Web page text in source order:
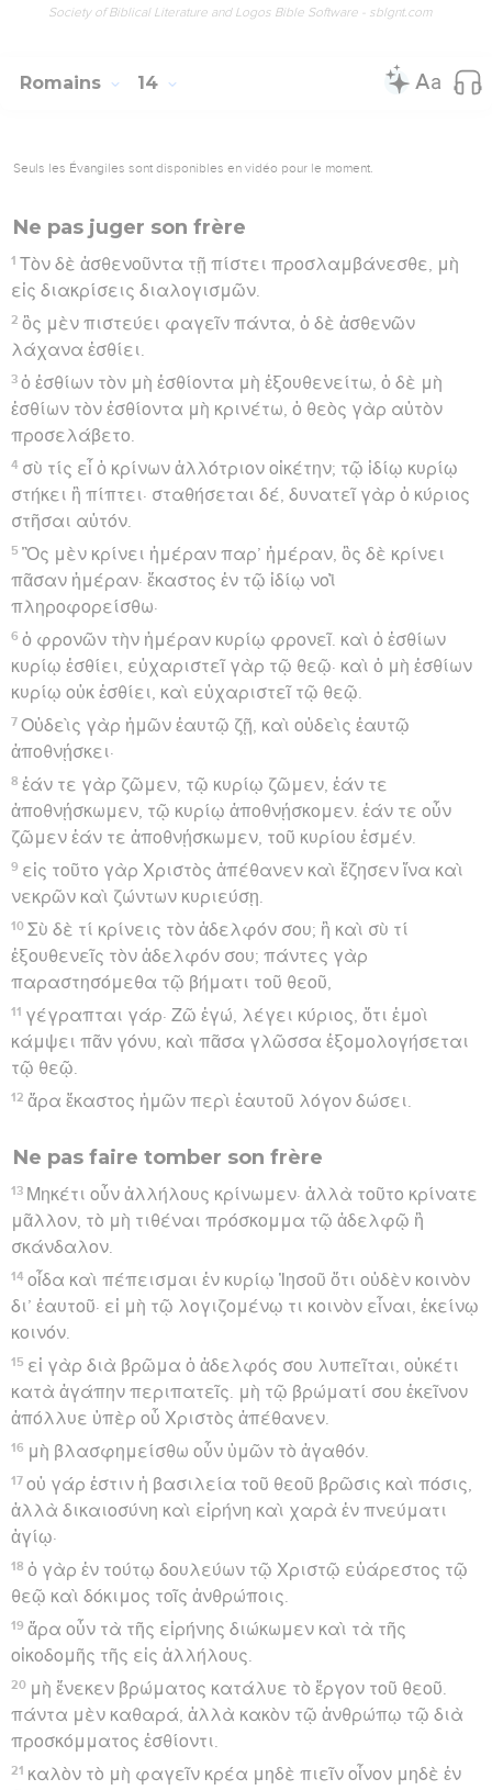
Society of Biblical Literature and Logos Bible Software - sblgnt.com
Romains 14
Seuls les Évangiles sont disponibles en vidéo pour le moment.
Ne pas juger son frère
1 Τὸν δὲ ἀσθενοῦντα τῇ πίστει προσλαμβάνεσθε, μὴ
εἰς διακρίσεις διαλογισμῶν.
2 ὃς μὲν πιστεύει φαγεῖν πάντα, ὁ δὲ ἀσθενῶν
λάχανα ἐσθίει.
3 ὁ ἐσθίων τὸν μὴ ἐσθίοντα μὴ ἐξουθενείτω, ὁ δὲ μὴ
ἐσθίων τὸν ἐσθίοντα μὴ κρινέτω, ὁ θεὸς γὰρ αὐτὸν
προσελάβετο.
4 σὺ τίς εἶ ὁ κρίνων ἀλλότριον οἰκέτην; τῷ ἰδίῳ κυρίῳ
στήκει ἢ πίπτει· σταθήσεται δέ, δυνατεῖ γὰρ ὁ κύριος
στῆσαι αὐτόν.
5 Ὃς μὲν κρίνει ἡμέραν παρ’ ἡμέραν, ὃς δὲ κρίνει
πᾶσαν ἡμέραν· ἕκαστος ἐν τῷ ἰδίῳ νοῒ
πληροφορείσθω·
6 ὁ φρονῶν τὴν ἡμέραν κυρίῳ φρονεῖ. καὶ ὁ ἐσθίων
κυρίῳ ἐσθίει, εὐχαριστεῖ γὰρ τῷ θεῷ· καὶ ὁ μὴ ἐσθίων
κυρίῳ οὐκ ἐσθίει, καὶ εὐχαριστεῖ τῷ θεῷ.
7 Οὐδεὶς γὰρ ἡμῶν ἑαυτῷ ζῇ, καὶ οὐδεὶς ἑαυτῷ
ἀποθνῄσκει·
8 ἐάν τε γὰρ ζῶμεν, τῷ κυρίῳ ζῶμεν, ἐάν τε
ἀποθνῄσκωμεν, τῷ κυρίῳ ἀποθνῄσκομεν. ἐάν τε οὖν
ζῶμεν ἐάν τε ἀποθνῄσκωμεν, τοῦ κυρίου ἐσμέν.
9 εἰς τοῦτο γὰρ Χριστὸς ἀπέθανεν καὶ ἔζησεν ἵνα καὶ
νεκρῶν καὶ ζώντων κυριεύσῃ.
10 Σὺ δὲ τί κρίνεις τὸν ἀδελφόν σου; ἢ καὶ σὺ τί
ἐξουθενεῖς τὸν ἀδελφόν σου; πάντες γὰρ
παραστησόμεθα τῷ βήματι τοῦ θεοῦ,
11 γέγραπται γάρ· Ζῶ ἐγώ, λέγει κύριος, ὅτι ἐμοὶ
κάμψει πᾶν γόνυ, καὶ πᾶσα γλῶσσα ἐξομολογήσεται
τῷ θεῷ.
12 ἄρα ἕκαστος ἡμῶν περὶ ἑαυτοῦ λόγον δώσει.
Ne pas faire tomber son frère
13 Μηκέτι οὖν ἀλλήλους κρίνωμεν· ἀλλὰ τοῦτο κρίνατε
μᾶλλον, τὸ μὴ τιθέναι πρόσκομμα τῷ ἀδελφῷ ἢ
σκάνδαλον.
14 οἶδα καὶ πέπεισμαι ἐν κυρίῳ Ἰησοῦ ὅτι οὐδὲν κοινὸν
δι’ ἑαυτοῦ· εἰ μὴ τῷ λογιζομένῳ τι κοινὸν εἶναι, ἐκείνῳ
κοινόν.
15 εἰ γὰρ διὰ βρῶμα ὁ ἀδελφός σου λυπεῖται, οὐκέτι
κατὰ ἀγάπην περιπατεῖς. μὴ τῷ βρώματί σου ἐκεῖνον
ἀπόλλυε ὑπὲρ οὗ Χριστὸς ἀπέθανεν.
16 μὴ βλασφημείσθω οὖν ὑμῶν τὸ ἀγαθόν.
17 οὐ γάρ ἐστιν ἡ βασιλεία τοῦ θεοῦ βρῶσις καὶ πόσις,
ἀλλὰ δικαιοσύνη καὶ εἰρήνη καὶ χαρὰ ἐν πνεύματι
ἁγίῳ·
18 ὁ γὰρ ἐν τούτῳ δουλεύων τῷ Χριστῷ εὐάρεστος τῷ
θεῷ καὶ δόκιμος τοῖς ἀνθρώποις.
19 ἄρα οὖν τὰ τῆς εἰρήνης διώκωμεν καὶ τὰ τῆς
οἰκοδομῆς τῆς εἰς ἀλλήλους.
20 μὴ ἕνεκεν βρώματος κατάλυε τὸ ἔργον τοῦ θεοῦ.
πάντα μὲν καθαρά, ἀλλὰ κακὸν τῷ ἀνθρώπῳ τῷ διὰ
προσκόμματος ἐσθίοντι.
21 καλὸν τὸ μὴ φαγεῖν κρέα μηδὲ πιεῖν οἶνον μηδὲ ἐν